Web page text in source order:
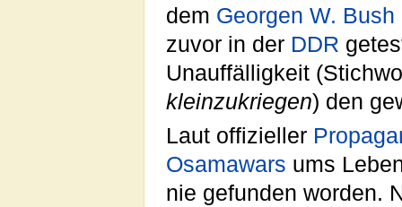
dem Georgen W. Bush
zuvor in der DDR
Unauffälligkeit
kleinzukriegen) den
Laut offizieller
Osamawars ums
nie gefunden worden.